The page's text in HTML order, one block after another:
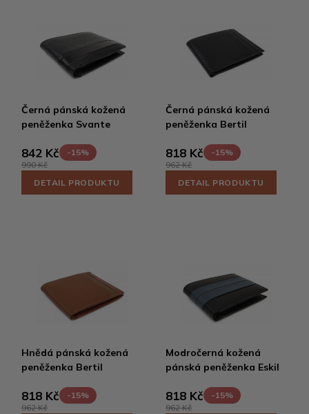
Černá pánská kožená
peněženka Svante
842 Kč
-15%
990 Kč
DETAIL PRODUKTU
Černá pánská kožená
peněženka Bertil
818 Kč
-15%
962 Kč
DETAIL PRODUKTU
Hnědá pánská kožená
peněženka Bertil
818 Kč
-15%
962 Kč
Modročerná kožená
pánská peněženka Eskil
818 Kč
-15%
962 Kč